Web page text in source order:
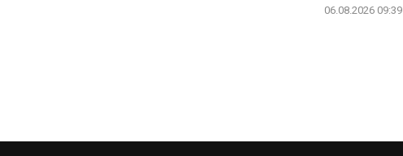
06.08.2026 09:39